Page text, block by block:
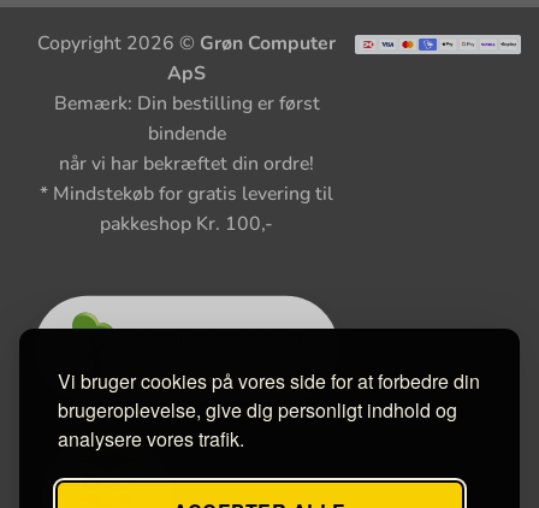
Vi bruger cookies på vores side for at forbedre din
brugeroplevelse, give dig personligt indhold og
analysere vores trafik.
Copyright 2026 © Grøn Computer
ApS
Bemærk: Din bestilling er først
bindende
når vi har bekræftet din ordre!
* Mindstekøb for gratis levering til
pakkeshop Kr. 100,-